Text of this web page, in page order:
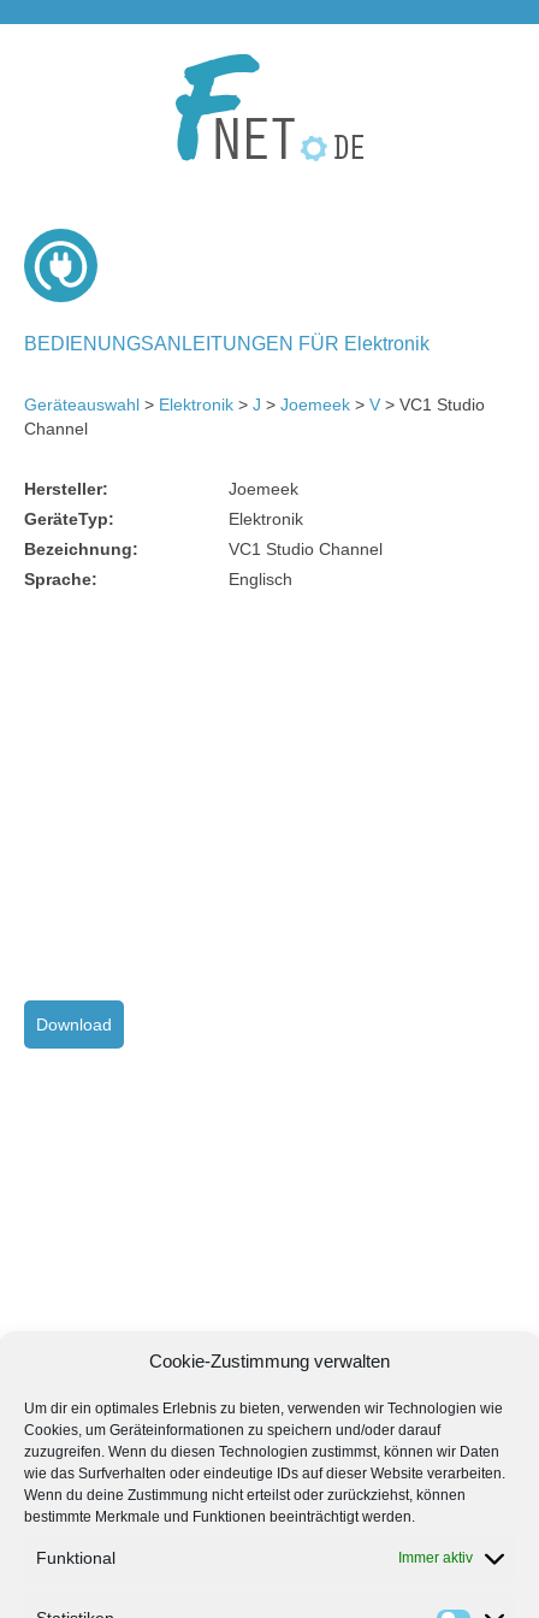
Cookie-Zustimmung verwalten
Um dir ein optimales Erlebnis zu bieten, verwenden wir Technologien wie
Cookies, um Geräteinformationen zu speichern und/oder darauf
zuzugreifen. Wenn du diesen Technologien zustimmst, können wir Daten
wie das Surfverhalten oder eindeutige IDs auf dieser Website verarbeiten.
Wenn du deine Zustimmung nicht erteilst oder zurückziehst, können
bestimmte Merkmale und Funktionen beeinträchtigt werden.
Funktional Immer aktiv
BEDIENUNGSANLEITUNGEN FÜR Elektronik
Geräteauswahl > Elektronik > J > Joemeek > V > VC1 Studio
Channel
Hersteller:
Joemeek
GeräteTyp:
Elektronik
Bezeichnung:
VC1 Studio Channel
Sprache:
Englisch
Download